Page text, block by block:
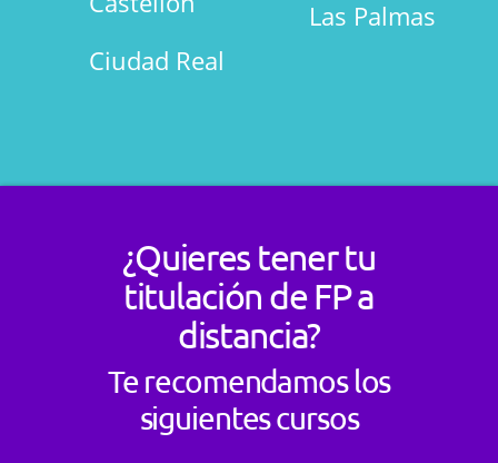
Ciudad Real
Las Palmas
¿Quieres tener tu
titulación de FP a
distancia?
Te recomendamos los
siguientes cursos